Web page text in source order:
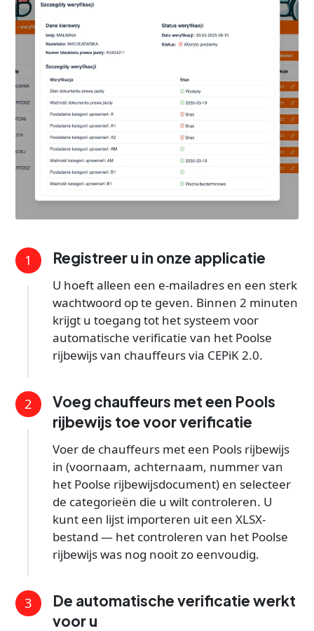
1 Registreer u in onze applicatie
U hoeft alleen een e-mailadres en een sterk
wachtwoord op te geven. Binnen 2 minuten
krijgt u toegang tot het systeem voor
automatische verificatie van het Poolse
rijbewijs van chauffeurs via CEPiK 2.0.
2
Voeg chauffeurs met een Pools
rijbewijs toe voor verificatie
Voer de chauffeurs met een Pools rijbewijs
in (voornaam, achternaam, nummer van
het Poolse rijbewijsdocument) en selecteer
de categorieën die u wilt controleren. U
kunt een lijst importeren uit een XLSX-
bestand — het controleren van het Poolse
rijbewijs was nog nooit zo eenvoudig.
3
De automatische verificatie werkt
voor u